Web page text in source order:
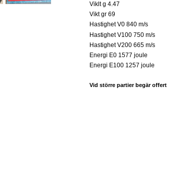
Viklt g 4.47
Vikt gr 69
Hastighet V0 840 m/s
Hastighet V100 750 m/s
Hastighet V200 665 m/s
Energi E0 1577 joule
Energi E100 1257 joule
Vid större partier begär offert